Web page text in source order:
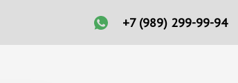
+7 (989) 299-99-94